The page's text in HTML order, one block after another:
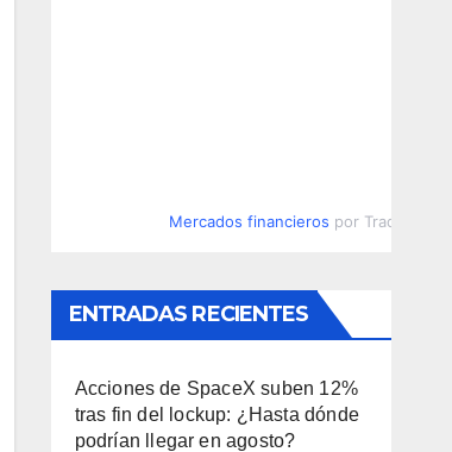
Mercados financieros por
ENTRADAS RECIENTES
Acciones de SpaceX suben 12%
tras fin del lockup: ¿Hasta dónde
podrían llegar en agosto?